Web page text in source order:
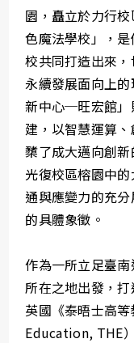
園，矗立於力行
色魔法學校」，
校共同打造出來
永續發展面向上
新中心─旺宏館」
建，以智慧運算
櫫了成大邁向創
光復校區榕園中
通與應變力的充
的具體象徵。
作為一所立足臺
所在之地出發，
英國《泰晤士高
Education, THE